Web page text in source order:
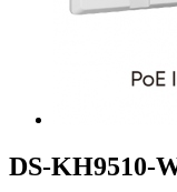
DS-KH9510-